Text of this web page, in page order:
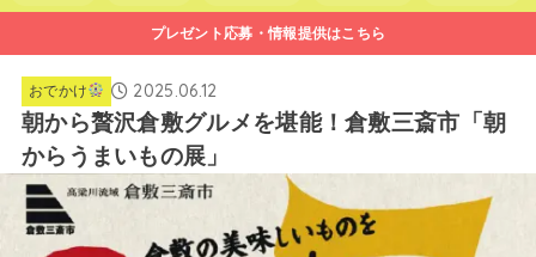
プレゼント応募・情報提供はこちら
おでかけ 2025.06.12
朝から贅沢倉敷グルメを堪能！倉敷三斎市「朝
からうまいもの展」